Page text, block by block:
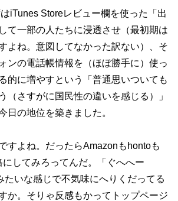
iTunes Storeレビュー欄を使った「出
て一部の人たちに浸透させ（最初期は
よね。意図してなかった訳ない）、そ
ンの電話帳情報を（ほぼ勝手に）使っ
的に増やすという「普通思いついても
（さすがに国民性の違いを感じる）」
日の地位を築きました。
すよね。だったらAmazonもhontoも
してみろってんだ。「ぐへへー
たいな感じで不気味にへりくだってる
か。そりゃ反感もかってトップページ